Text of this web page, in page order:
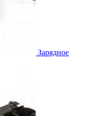
Зарядное